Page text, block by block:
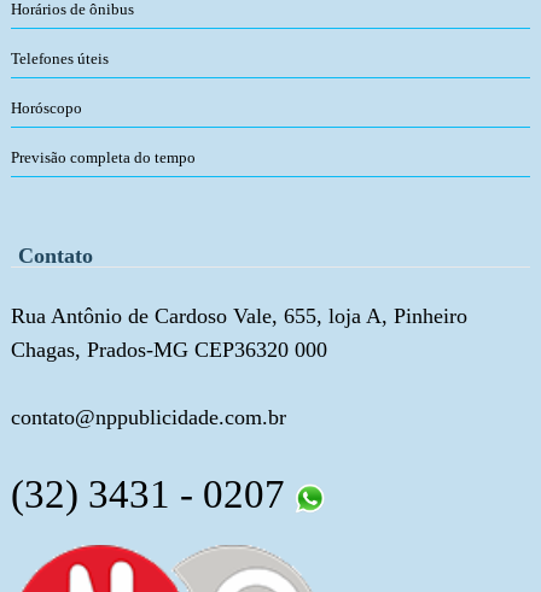
Horários de ônibus
Telefones úteis
Horóscopo
Previsão completa do tempo
Contato
Rua Antônio de Cardoso Vale, 655, loja A, Pinheiro
Chagas, Prados-MG CEP36320 000
contato@nppublicidade.com.br
(32) 3431 - 0207